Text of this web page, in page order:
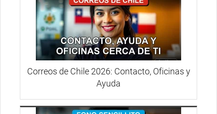
Correos de Chile 2026: Contacto, Oficinas y
Ayuda